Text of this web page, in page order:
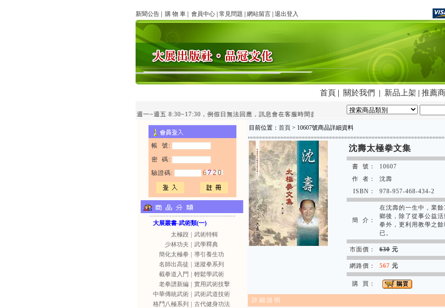
新聞公告 購 物 車 會員中心 常見問題 網站留言 退出登入
首頁 | 關於我們 | 新品上架 | 推薦
line客服時間：週一~週五 8:30~17:30，例假日無法回應，訊息會在客服時間盡快回覆您~~
帳 號:
密 碼:
驗證碼:
大展叢書-武術類(一)
太極跤
武術特輯
少林功夫
武學釋典
簡化太極拳
導引養生功
名師出高徒
迷蹤拳系列
截拳道入門
輕鬆學武術
老拳譜新編
實用武術技擊
中華傳統武術
武術武道技術
格鬥八極系列
古代健身功法
目前位置： 首頁 > 10607號商品詳細資料
沈壽太極拳文集
書 號：
10607
作 者：
沈壽
ISBN：
978-957-468-434-2
簡 介：
在沈壽的一生中，業
鄉後，除了從事公益
拳外，更利用教學之
已。
市面價： 630 元
網路價： 567 元
購 買：
詳 細 說 明